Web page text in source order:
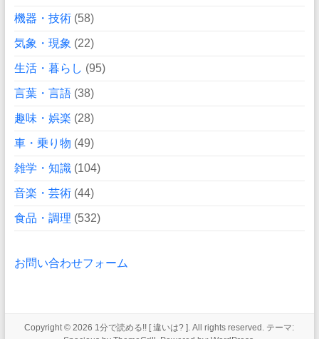
機器・技術(58)
気象・現象 (22)
生活・暮らし (95)
言葉・言語(38)
趣味・娯楽 (28)
車・乗り物 (49)
雑学・知識(104)
音楽・芸術(44)
食品・調理 (532)
お問い合わせフォーム
Copyright © 2026 1分で読める!! [ 違いは? ] . All rights reserved. テーマ: